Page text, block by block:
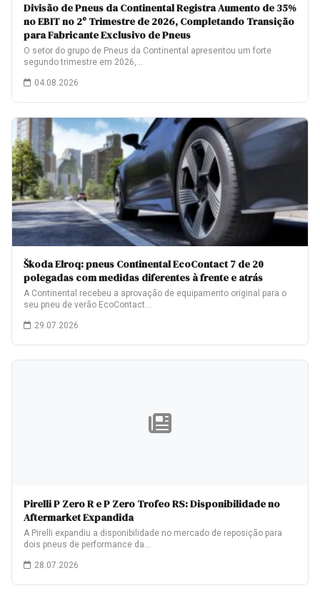
Divisão de Pneus da Continental Registra Aumento de 35%
no EBIT no 2º Trimestre de 2026, Completando Transição
para Fabricante Exclusivo de Pneus
O setor do grupo de Pneus da Continental apresentou um forte
segundo trimestre em 2026,…
04.08.2026
Škoda Elroq: pneus Continental EcoContact 7 de 20
polegadas com medidas diferentes à frente e atrás
A Continental recebeu a aprovação de equipamento original para o
seu pneu de verão EcoContact…
29.07.2026
Pirelli P Zero R e P Zero Trofeo RS: Disponibilidade no
Aftermarket Expandida
A Pirelli expandiu a disponibilidade no mercado de reposição para
dois pneus de performance da…
28.07.2026